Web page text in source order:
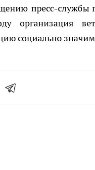
пресс-службы
организация
социально